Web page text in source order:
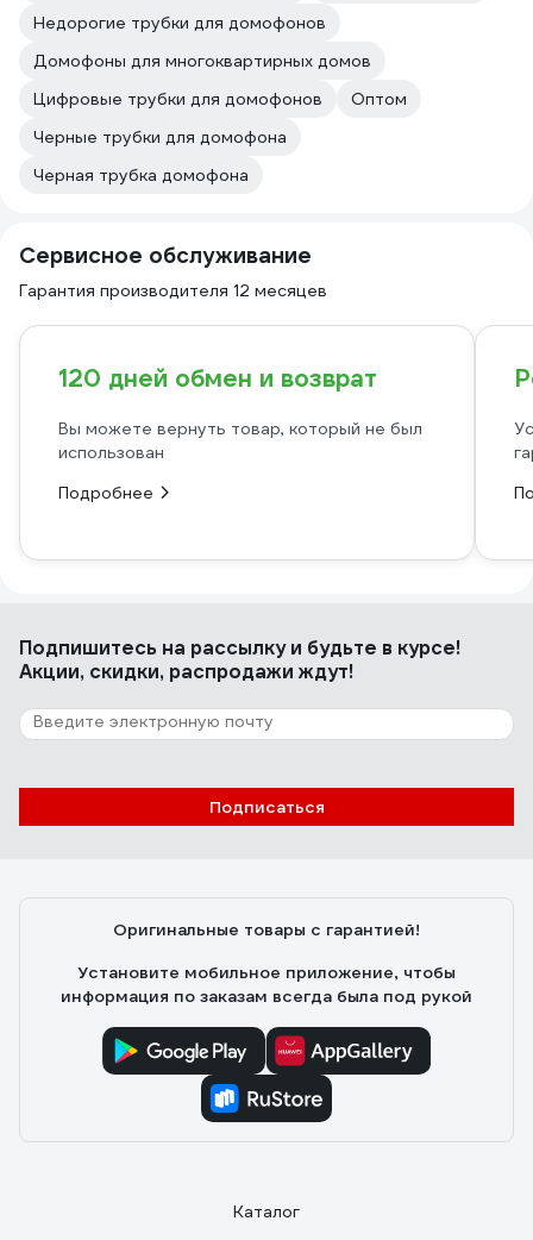
Недорогие трубки для домофонов
Домофоны для многоквартирных домов
Цифровые трубки для домофонов
Оптом
Черные трубки для домофона
Черная трубка домофона
Сервисное обслуживание
Гарантия производителя 12 месяцев
120 дней обмен и возврат
Вы можете вернуть товар, который не был
использован
Подробнее
Подпишитесь на рассылкуи будьте в курсе!
Акции, скидки, распродажи ждут!
Подписаться
Оригинальные товары с гарантией!
Установите мобильное приложение, чтобы
информация по заказам всегда была под рукой
Каталог